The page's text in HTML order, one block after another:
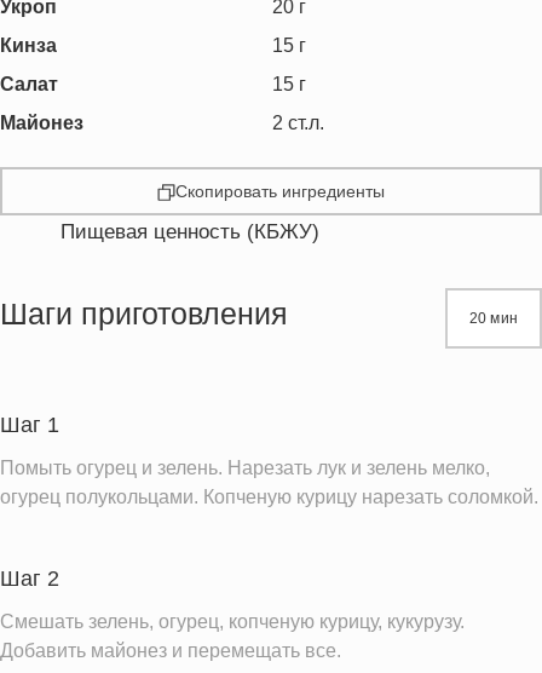
Укроп 20 г
Кинза
15 г
Салат
15 г
Майонез
2 ст.л.
Скопировать ингредиенты
Пищевая ценность (КБЖУ)
Жиры
Пищевые волокна
Сахар
Холестерин
32.6 мг
Натрий
Магний
Кальций
21.4 мг
Шаги приготовления 20 мин
Шаг 1
Помыть огурец и зелень. Нарезать лук и зелень мелко,
огурец полукольцами. Копченую курицу нарезать соломкой.
Шаг 2
Смешать зелень, огурец, копченую курицу, кукурузу.
Добавить майонез и перемещать все.